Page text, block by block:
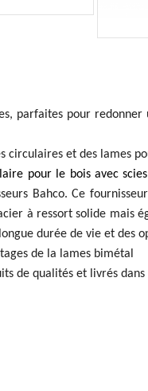
parfaites pour
circulaires et des lames
pour le bois avec scies
Bahco. Ce
à ressort solide mais
durée de vie et des
de la lames bimétal
de qualités et livrés